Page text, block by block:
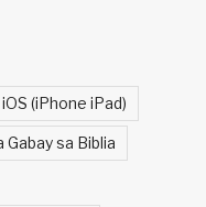
iOS (iPhone iPad)
Gabay sa Biblia